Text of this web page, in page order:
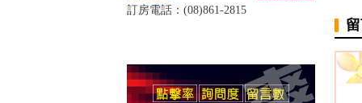
訂房電話：(08)861-2815